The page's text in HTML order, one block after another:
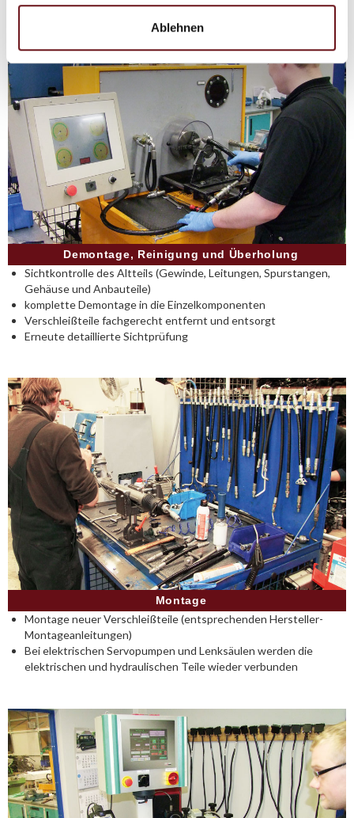
Ablehnen
Demontage, Reinigung und Überholung
Sichtkontrolle des Altteils (Gewinde, Leitungen, Spurstangen,
Gehäuse und Anbauteile)
komplette Demontage in die Einzelkomponenten
Verschleißteile fachgerecht entfernt und entsorgt
Erneute detaillierte Sichtprüfung
Montage
Montage neuer Verschleißteile (entsprechenden Hersteller-
Montageanleitungen)
Bei elektrischen Servopumpen und Lenksäulen werden die
elektrischen und hydraulischen Teile wieder verbunden